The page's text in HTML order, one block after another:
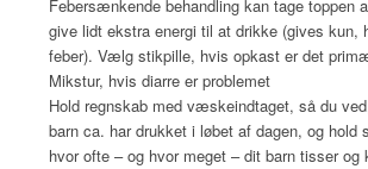
Febersænkende behandling kan tage toppen
give lidt ekstra energi til at drikke (gives kun,
feber). Vælg stikpille, hvis opkast er det
Mikstur, hvis diarre er problemet
Hold regnskab med væskeindtaget, så du
barn ca. har drukket i løbet af dagen, og hold
hvor ofte – og hvor meget – dit barn tisser og